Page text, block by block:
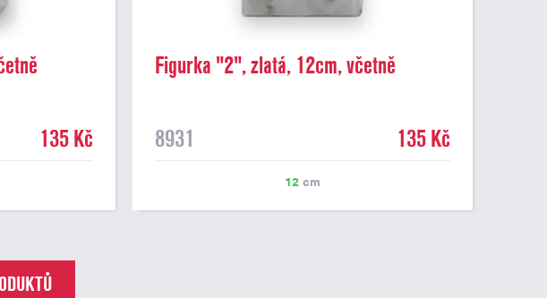
135 Kč
Figurka "2", zlatá, 12cm, včetně
8931
135 Kč
12cm